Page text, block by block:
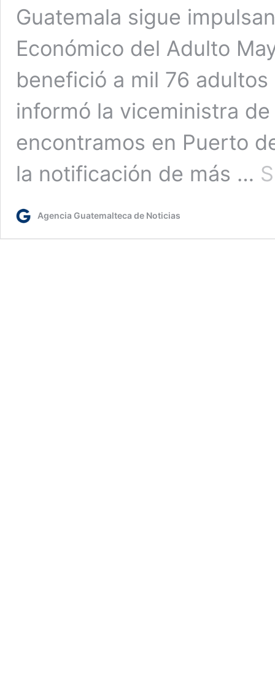
Guatemala sigue
Económico del Adulto
benefició a mil 76
informó la viceministra
encontramos en Puerto
la notificación de más …
Agencia Guatemalteca de Noticias